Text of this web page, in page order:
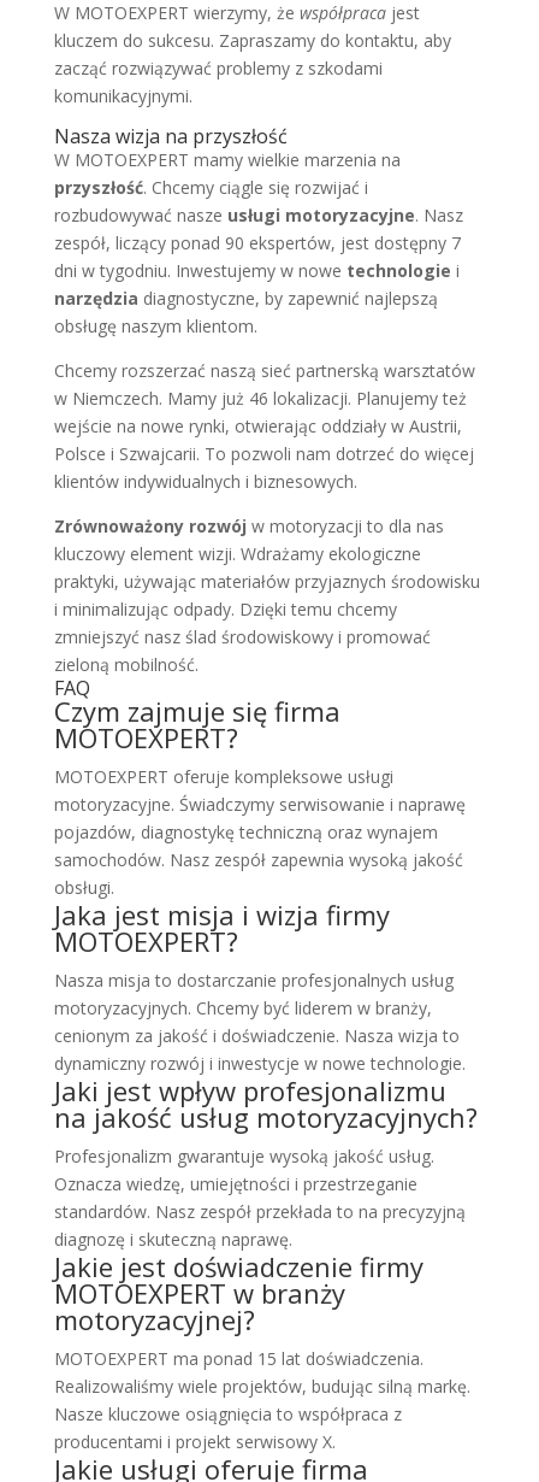
W MOTOEXPERT wierzymy, że współpracajest
kluczem do sukcesu. Zapraszamy do kontaktu, aby
zacząć rozwiązywać problemy z szkodami
komunikacyjnymi.
Nasza wizja na przyszłość
W MOTOEXPERT mamy wielkie marzenia na
przyszłość. Chcemy ciągle się rozwijać i
rozbudowywać nasze usługi motoryzacyjne. Nasz
zespół, liczący ponad 90 ekspertów, jest dostępny 7
dni w tygodniu. Inwestujemy w nowe technologie i
narzędzia diagnostyczne, by zapewnić najlepszą
obsługę naszym klientom.
Chcemy rozszerzać naszą sieć partnerską warsztatów
w Niemczech. Mamy już 46 lokalizacji. Planujemy też
wejście na nowe rynki, otwierając oddziały w Austrii,
Polsce i Szwajcarii. To pozwoli nam dotrzeć do więcej
klientów indywidualnych i biznesowych.
Zrównoważony rozwój w motoryzacji to dla nas
kluczowy element wizji. Wdrażamy ekologiczne
praktyki, używając materiałów przyjaznych środowisku
i minimalizując odpady. Dzięki temu chcemy
zmniejszyć nasz ślad środowiskowy i promować
zieloną mobilność.
FAQ
Czym zajmuje się firma
MOTOEXPERT?
MOTOEXPERT oferuje kompleksowe usługi
motoryzacyjne. Świadczymy serwisowanie i naprawę
pojazdów, diagnostykę techniczną oraz wynajem
samochodów. Nasz zespół zapewnia wysoką jakość
obsługi.
Jaka jest misja i wizja firmy
MOTOEXPERT?
Nasza misja to dostarczanie profesjonalnych usług
motoryzacyjnych. Chcemy być liderem w branży,
cenionym za jakość i doświadczenie. Nasza wizja to
dynamiczny rozwój i inwestycje w nowe technologie.
Jaki jest wpływ profesjonalizmu
na jakość usług motoryzacyjnych?
Profesjonalizm gwarantuje wysoką jakość usług.
Oznacza wiedzę, umiejętności i przestrzeganie
standardów. Nasz zespół przekłada to na precyzyjną
diagnozę i skuteczną naprawę.
Jakie jest doświadczenie firmy
MOTOEXPERT w branży
motoryzacyjnej?
MOTOEXPERT ma ponad 15 lat doświadczenia.
Realizowaliśmy wiele projektów, budując silną markę.
Nasze kluczowe osiągnięcia to współpraca z
producentami i projekt serwisowy X.
Jakie usługi oferuje firma